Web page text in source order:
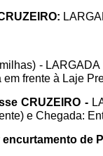
-
frente à Laje
CRUZEIRO -
e Chegada:
de